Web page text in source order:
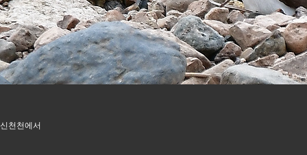
신천천에서